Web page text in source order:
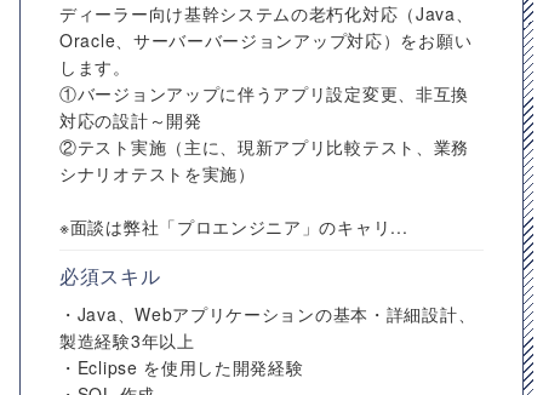
ディーラー向け基幹システムの老朽化対応（Java、
Oracle、サーバーバージョンアップ対応）をお願い
します。
①バージョンアップに伴うアプリ設定変更、非互換
対応の設計～開発
②テスト実施（主に、現新アプリ比較テスト、業務
シナリオテストを実施）
※面談は弊社「プロエンジニア」のキャリ...
必須スキル
・Java、Webアプリケーションの基本・詳細設計、
製造経験3年以上
・Eclipse を使用した開発経験